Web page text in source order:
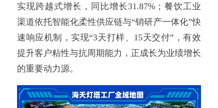
实现跨越式增长，同比增长31.87%；餐饮工业
渠道依托智能化柔性供应链与“销研产一体化”快
速响应机制，实现“3天打样、15天交付”，有效
提升客户粘性与抗周期能力，正成长为业绩增长
的重要动力源。